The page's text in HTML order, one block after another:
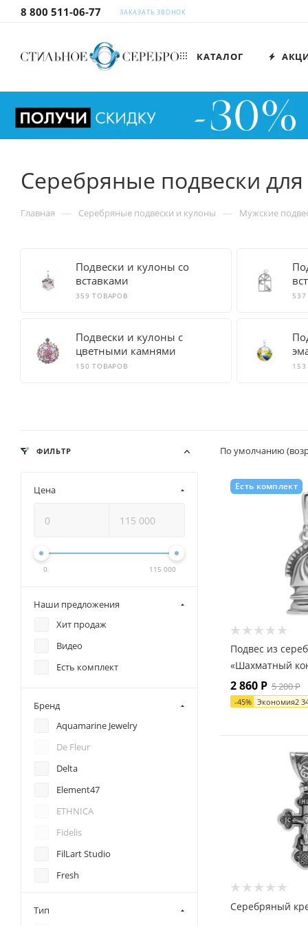
8 800 511-06-77 ЗАКАЗАТЬ ЗВОНОК
КАТАЛОГ
Серебряные подвески
Главная — Серебряные подвески и кулоны — Мужские
Подвески и кулоны со
вставками
359 ТОВАРОВ
Подвески и кулоны с
цветными камнями
150 ТОВАРОВ
По умолчанию
Есть комплект
Подвес из
«Шахматный
2 860 Р 5 200Р
-45% Экономия2
Серебряный
ФИЛЬТР
Цена
0 115 000
Наши предложения
Хит продаж
Видео
Есть комплект
Бренд
Aquamarine Jewelry
De Fleur
Delta
Element47
ETHNICA
Fidelis
FilLart Studio
Fresh
Тип